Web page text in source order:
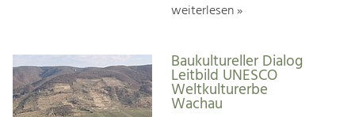
weiterlesen »
Baukultureller Dialog
Leitbild UNESCO
Weltkulturerbe
Wachau